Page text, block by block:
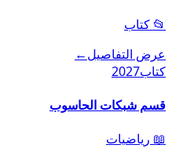
📂 كتاب
عرض التفاصيل←
كتاب2027
قسم شبكات الحاسوب
📖 رياضيات